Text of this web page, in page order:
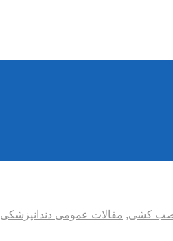
عصب کشی, مقالات عمومی دندانپزشکی